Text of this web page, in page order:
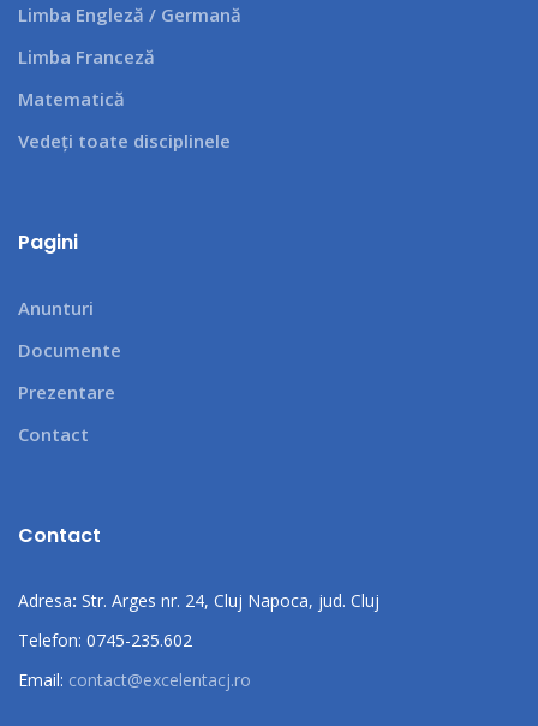
Limba Engleză / Germană
Limba Franceză
Matematică
Vedeți toate disciplinele
Pagini
Anunturi
Documente
Prezentare
Contact
Contact
Adresa: Str. Arges nr. 24, Cluj Napoca, jud. Cluj
Telefon: 0745-235.602
Email: contact@excelentacj.ro